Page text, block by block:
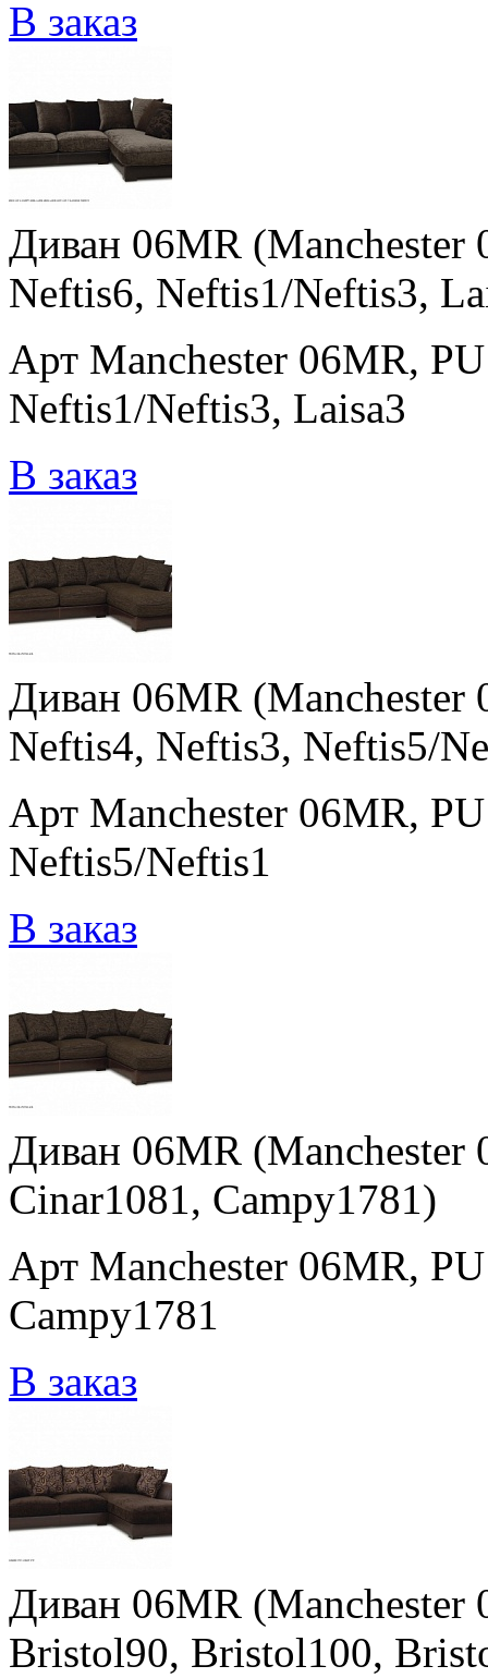
В заказ
Диван 06MR
Neftis6, Neftis1/Neftis3,
Арт Manchester 06MR,
Neftis1/Neftis3, Laisa3
В заказ
Диван 06MR (Manchester
Neftis4, Neftis3, Neftis5/
Арт Manchester 06MR,
Neftis5/Neftis1
В заказ
Диван 06MR (Manchester
Cinar1081, Campy1781)
Арт Manchester 06MR,
Campy1781
В заказ
Диван 06MR
Bristol90, Bristol100,